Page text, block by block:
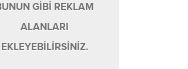
GİBİ REKLAM
ALANLARI
EKLEYEBİLİRSİNİZ.